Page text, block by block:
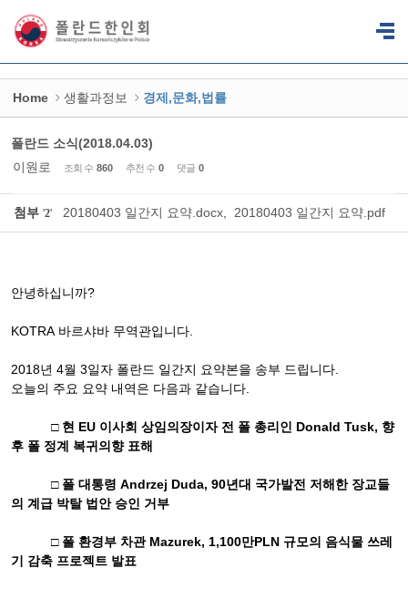
Home 생활과정보 경제,문화,법률
폴란드 소식(2018.04.03)
이원로
조회 수 860 추천 수 0 댓글 0
첨부 '2' 20180403 일간지 요약.docx 20180403 일간지 요약.pdf
안녕하십니까?
KOTRA 바르샤바 무역관입니다
2018년 4월 3일자 폴란드 일간지 요약본을 송부 드립니다
오늘의 주요 요약 내역은 다음과 같습니다
□ 현 EU 이사회 상임의장이자 전 폴 총리인 Donald Tusk, 향
후 폴 정계 복귀의향 표해
□ 폴 대통령 Andrzej Duda, 90년대 국가발전 저해한 장교들
의 계급 박탈 법안 승인 거부
□ 폴 환경부 차관Mazurek, 1,100만PLN 규모의 음식물 쓰레
기 감축 프로젝트 발표